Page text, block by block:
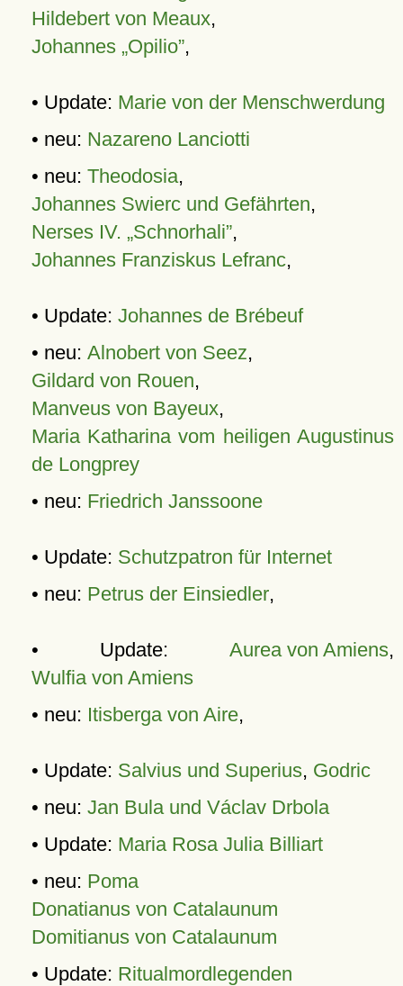
Hildebert von Meaux,
Johannes „Opilio”,
• Update: Marie von der Menschwerdung
• neu: Nazareno Lanciotti
• neu: Theodosia,
Johannes Swierc und Gefährten,
Nerses IV. „Schnorhali”,
Johannes Franziskus Lefranc,
• Update: Johannes de Brébeuf
• neu: Alnobert von Seez,
Gildard von Rouen,
Manveus von Bayeux,
Maria Katharina vom heiligen Augustinus
de Longprey
• neu: Friedrich Janssoone
• Update: Schutzpatron für Internet
• neu: Petrus der Einsiedler,
• Update: Aurea von Amiens,
Wulfia von Amiens
• neu: Itisberga von Aire,
• Update: Salvius und Superius, Godric
• neu: Jan Bula und Václav Drbola
• Update: Maria Rosa Julia Billiart
• neu: Poma
Donatianus von Catalaunum
Domitianus von Catalaunum
• Update: Ritualmordlegenden